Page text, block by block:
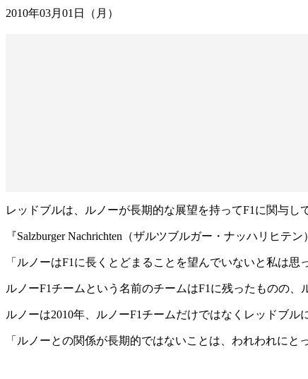
2010年03月01日（月）
レッドブルは、ルノーが長期的な展望を持ってF1に関与
『Salzburger Nachrichten（ザルツブルガー・ナッハリヒ
「ルノーはF1に長くとどまることを望んでいないと私は
ルノーF1チームという名前のチームはF1に残ったものの
ルノーは2010年、ルノーF1チームだけではなくレッドブ
「ルノーとの関係が長期的ではないことは、われわれに